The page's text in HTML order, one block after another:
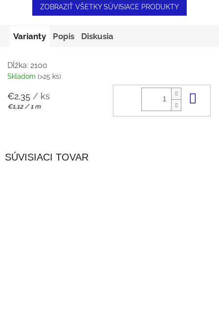
SÚVISIACI TOVAR
ZOBRAZIŤ VŠETKY SÚVISIACE PRODUKTY
Varianty Popis Diskusia
Dĺžka: 2100
Skladom (>25 ks)
€2,35 / ks
Jednotková
€1,12 / 1 m